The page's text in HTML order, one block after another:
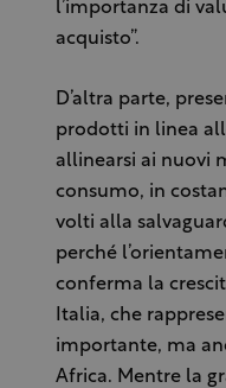
l’importanza di
acquisto”.
D’altra parte,
prodotti in linea
allinearsi ai nuovi
consumo, in
volti alla
perché
conferma la
Italia, che
importante, ma
Africa. Mentre la